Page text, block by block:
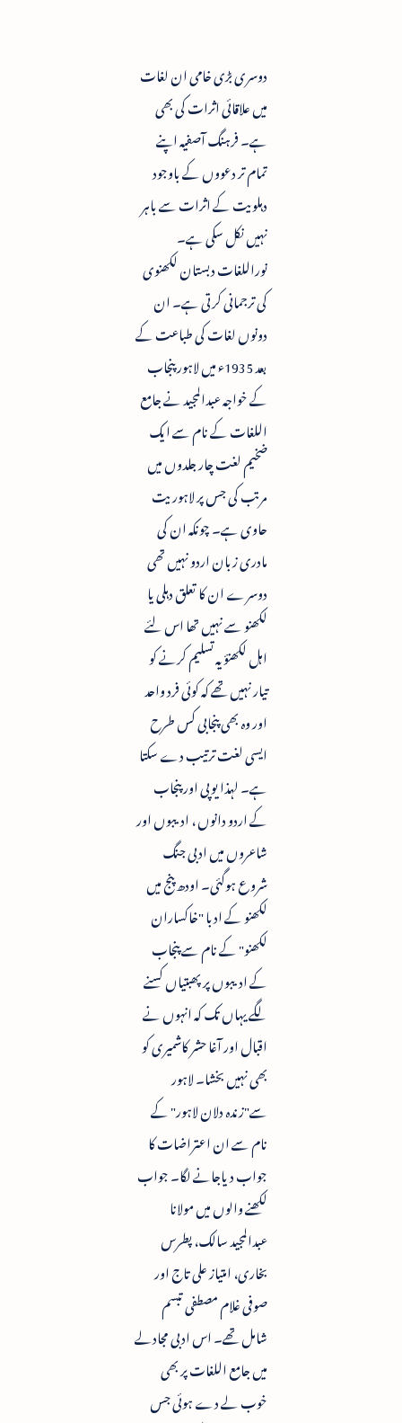
دوسری بڑی خامی ان لغات
میں علاقائی اثرات کی بھی
ہے۔ فرہنگ آصفیہ اپنے
تمام تر دعووں کے باوجود
دہلویت کے اثرات سے باہر
نہیں نکل سکی ہے۔
نوراللغات دبستان لکھنوی
کی ترجمانی کرتی ہے۔ ان
دونوں لغات کی طباعت کے
بعد 1935ء میں لاہور پنجاب
کے خواجہ عبدالمجید نے جامع
اللغات کے نام سے ایک
ضخیم لغت چار جلدوں میں
مرتب کی جس پر لاہوریت
حاوی ہے۔ چونکہ ان کی
مادری زبان اردو نہیں تھی
دوسرے ان کا تعلق دہلی یا
لکھنو سے نہیں تھا اس لئے
اہل لکھنؤ یہ تسلیم کرنے کو
تیار نہیں تھے کہ کوئی فرد واحد
اور وہ بھی پنجابی کس طرح
ایسی لغت ترتیب دے سکتا
ہے۔ لہذا یوپی اور پنجاب
کے اردو دانوں ، ادیبوں اور
شاعروں میں ادبی جنگ
شروع ہوگئی۔ اودھ پنج میں
لکھنو کے ادبا "خاکساران
لکھنو" کے نام سے پنجاب
کے ادیبوں پر پھبتیاں کسنے
لگے یہاں تک کہ انہوں نے
اقبال اور آغا حشر کاشمیری کو
بھی نہیں بخشا۔ لاہور
سے"زندہ دلان لاہور" کے
نام سے ان اعتراضات کا
جواب دیاجانے لگا۔ جواب
لکھنے والوں میں مولانا
عبدالمجید سالک، پطرس
بخاری، امتیاز علی تاج اور
صوفی غلام مصطفی تبسم
شامل تھے۔ اس ادبی مجادلے
میں جامع اللغات پر بھی
خوب لے دے ہوئی جس